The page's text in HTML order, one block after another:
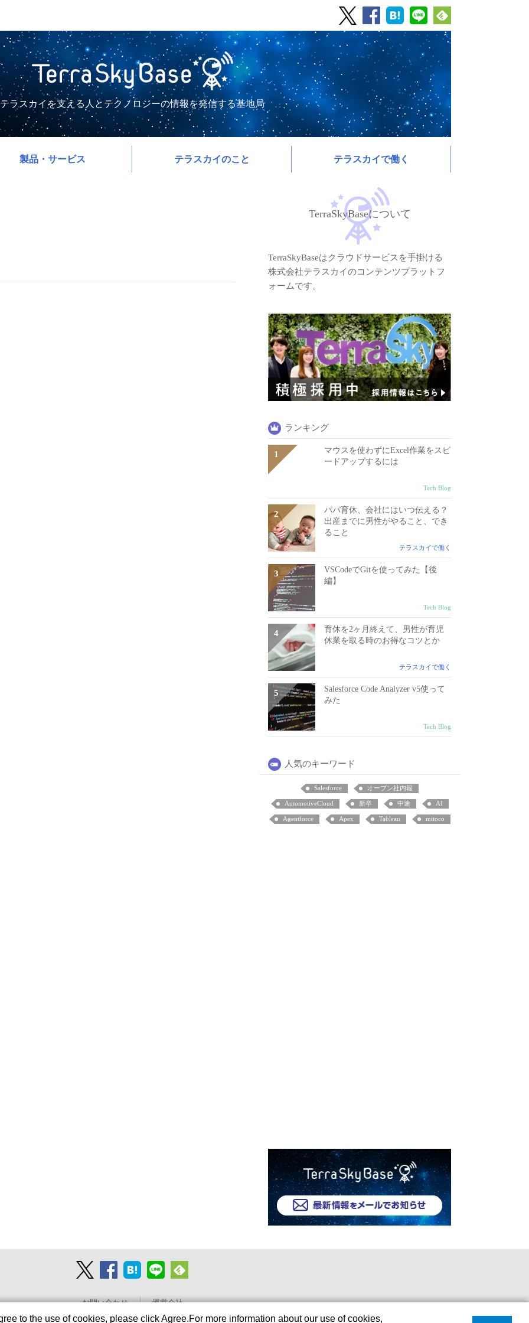
テラスカイを支える人とテクノロジーの情報を発信する基地局
製品・サービス テラスカイのこと テラスカイで働く
TerraSkyBaseについて
TerraSkyBaseはクラウドサービスを手掛ける
株式会社テラスカイのコンテンツプラットフ
ォームです。
ランキング
マウスを使わずにExcel作業をスピ
ードアップするには
Tech Blog
パパ育休、会社にはいつ伝える？
出産までに男性がやること、でき
ること
テラスカイで働く
VSCodeでGitを使ってみた【後
編】
Tech Blog
育休を2ヶ月終えて、男性が育児
休業を取る時のお得なコツとか
テラスカイで働く
Salesforce Code Analyzer v5使って
みた
Tech Blog
人気のキーワード
Salesforce オープン社内報
AutomotiveCloud 新卒 中途 AI
Agentforce Apex Tableau mitoco
お問い合わせ 運営会社
to the use of cookies, please click Agree.For more information about our use of cookies,